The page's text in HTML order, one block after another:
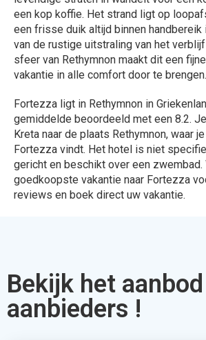
een kop koffie. Het strand ligt op
een frisse duik altijd binnen handbereik
van de rustige uitstraling van het
sfeer van Rethymnon maakt dit een
vakantie in alle comfort door te brengen.
Fortezza ligt in Rethymnon in
gemiddelde beoordeeld met een 8.2.
Kreta naar de plaats Rethymnon, waar
Fortezza vindt. Het hotel is niet
gericht en beschikt over een zwembad.
goedkoopste vakantie naar Fortezza
reviews en boek direct uw vakantie.
Bekijk het
aanbieders !